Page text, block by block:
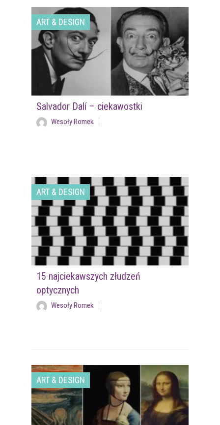
ART & DESIGN
Salvador Dalí – ciekawostki
Wesoły Romek
ART & DESIGN
15 najciekawszych złudzeń
optycznych
Wesoły Romek
ART & DESIGN